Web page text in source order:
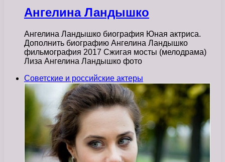
Ангелина Ландышко
Ангелина Ландышко биография Юная актриса.
Дополнить биографию Ангелина Ландышко
фильмография 2017 Сжигая мосты (мелодрама)
Лиза Ангелина Ландышко фото
Советские и российские актеры